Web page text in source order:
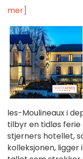
mer]
les-Moulineaux i
tilbyr en tidløs
stjerners hotellet,
kolleksjonen, ligger